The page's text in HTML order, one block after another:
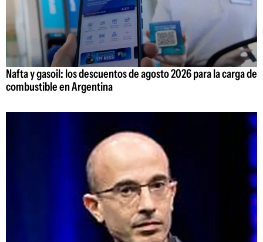
Nafta y gasoil: los descuentos de agosto 2026 para la carga de
combustible en Argentina